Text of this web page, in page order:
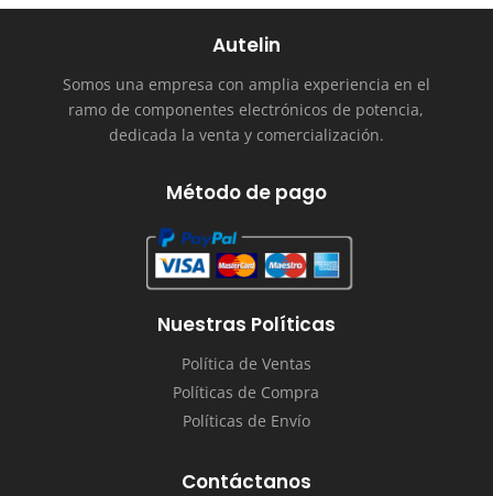
Autelin
Somos una empresa con amplia experiencia en el
ramo de componentes electrónicos de potencia,
dedicada la venta y comercialización.
Método de pago
Nuestras Políticas
Política de Ventas
Políticas de Compra
Políticas de Envío
Contáctanos